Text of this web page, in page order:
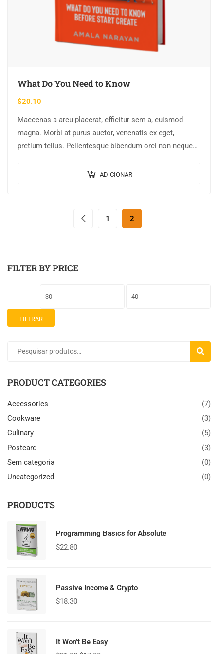
What Do You Need to Know
$20.10
Maecenas a arcu placerat, efficitur sem a, euismod
magna. Morbi at purus auctor, venenatis ex eget,
pretium tellus. Pellentesque bibendum orci non neque
ADICIONAR
1 2
FILTER BY PRICE
FILTRAR
PRODUCT CATEGORIES
Accessories
(7)
Cookware
(3)
Culinary
(5)
Postcard
(3)
Sem categoria
(0)
Uncategorized
(0)
PRODUCTS
Programming Basics for Absolute
$22.80
Passive Income & Crypto
$18.30
It Won’t Be Easy